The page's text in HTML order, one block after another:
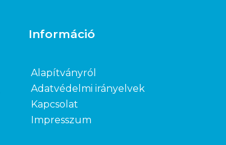
Információ
Alapítványról
Adatvédelmi irányelvek
Kapcsolat
Impresszum